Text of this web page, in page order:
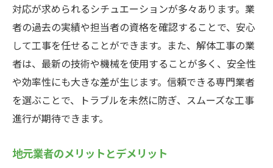
対応が求められるシチュエーションが多々あります。業
者の過去の実績や担当者の資格を確認することで、安心
して工事を任せることができます。また、解体工事の業
者は、最新の技術や機械を使用することが多く、安全性
や効率性にも大きな差が生じます。信頼できる専門業者
を選ぶことで、トラブルを未然に防ぎ、スムーズな工事
進行が期待できます。
地元業者のメリットとデメリット